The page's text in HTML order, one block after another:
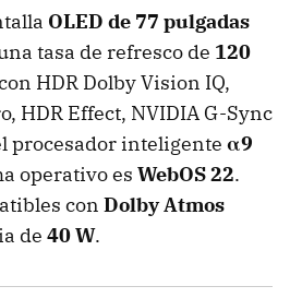
OLED de 77 pulgadas
tasa de refresco de 120
HDR Dolby Vision IQ,
HDR Effect, NVIDIA G-Sync
procesador inteligente α9
operativo es WebOS 22.
con Dolby Atmos
de 40 W.